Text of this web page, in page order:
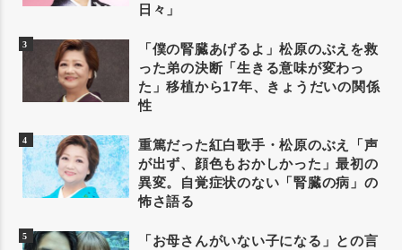
日々」
「僕の腎臓あげるよ」松原のぶえを救
った弟の決断「生きる意味が変わっ
た」移植から17年、きょうだいの関係
性
重篤だった紅白歌手・松原のぶえ「声
が出ず、顔色もおかしかった」最初の
異変。自覚症状のない「腎臓の病」の
怖さ語る
「お母さんがいない子になる」との言